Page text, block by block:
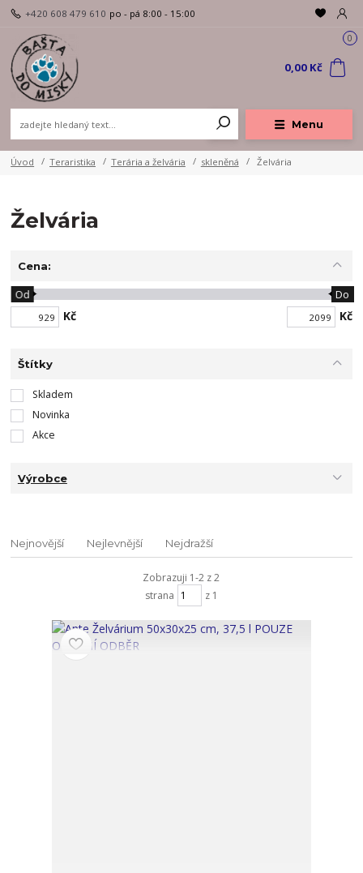
Menu
+420 608 479 610 po - pá 8:00 - 15:00
0
0,00 Kč
Úvod Teraristika Terária a želvária skleněná Želvária
Želvária
Cena:
Kč
Od Do
Kč
Štítky
Skladem
Novinka
Akce
Výrobce
Nejnovější Nejlevnější Nejdražší
Zobrazuji 1-2 z 2
strana
z 1